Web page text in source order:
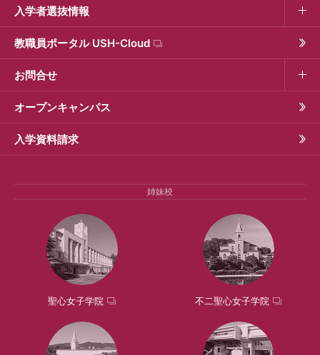
入学者選抜情報
教職員ポータル USH-Cloud
お問合せ
オープンキャンパス
入学資料請求
姉妹校
聖心女子学院 不二聖心女子学院